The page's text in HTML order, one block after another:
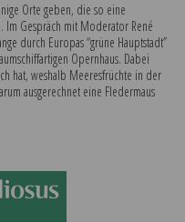
Orte geben, die so eine
Im Gespräch mit Moderator René
durch Europas “grüne Hauptstadt”
Opernhaus. Dabei
hat, weshalb Meeresfrüchte in der
ausgerechnet eine Fledermaus